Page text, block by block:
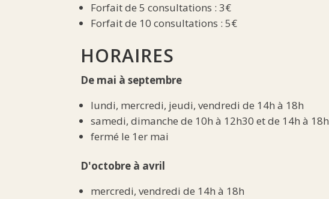
Forfait de 5 consultations : 3€
Forfait de 10 consultations : 5€
HORAIRES
De mai à septembre
lundi, mercredi, jeudi, vendredi de 14h à 18h
samedi, dimanche de 10h à 12h30 et de 14h à 18h
fermé le 1er mai
D'octobre à avril
mercredi, vendredi de 14h à 18h